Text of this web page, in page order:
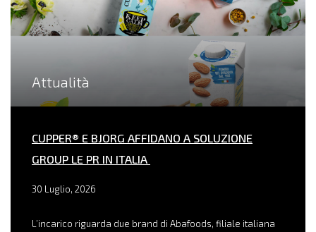
Attualità
CUPPER® E BJORG AFFIDANO A SOLUZIONE
GROUP LE PR IN ITALIA
30 Luglio, 2026
L’incarico riguarda due brand di Abafoods, filiale italiana